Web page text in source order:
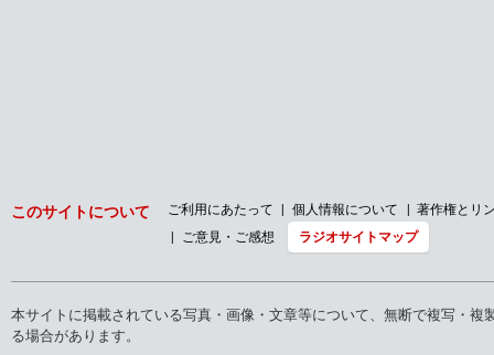
このサイトについて ご利用にあたって 個人情報について
著作権とリ
ご意見・ご感想
ラジオサイトマップ
本サイトに掲載されている写真・画像・文章等について、無断で複写・
る場合があります。